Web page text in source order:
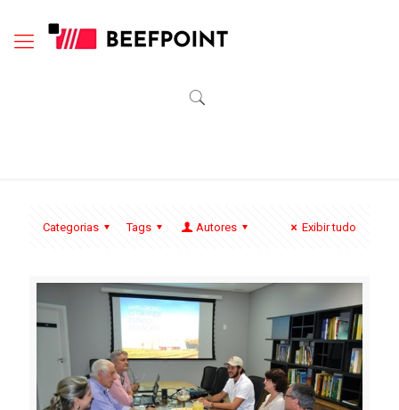
Categorias Tags Autores Exibir tudo